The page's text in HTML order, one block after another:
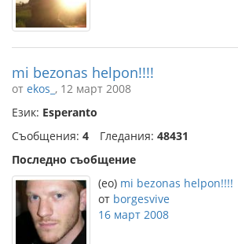
mi bezonas helpon!!!!
от ekos_ , 12 март 2008
Език: Esperanto
Съобщения: 4 Гледания: 48431
Последно съобщение
(eo) mi bezonas helpon!!!!
от borgesvive
16 март 2008